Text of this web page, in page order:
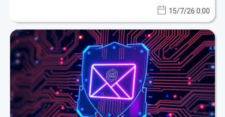
15/7/26 0:00